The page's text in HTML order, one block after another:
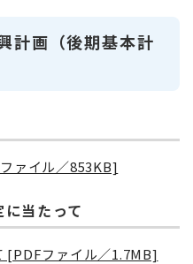
計画（後期基本計
ァイル／853KB]
当たって
[PDFファイル／1.7MB]